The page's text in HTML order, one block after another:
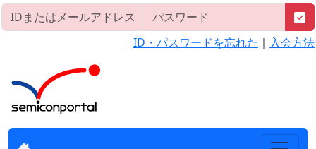
ID・パスワードを忘れた ｜ 入会方法